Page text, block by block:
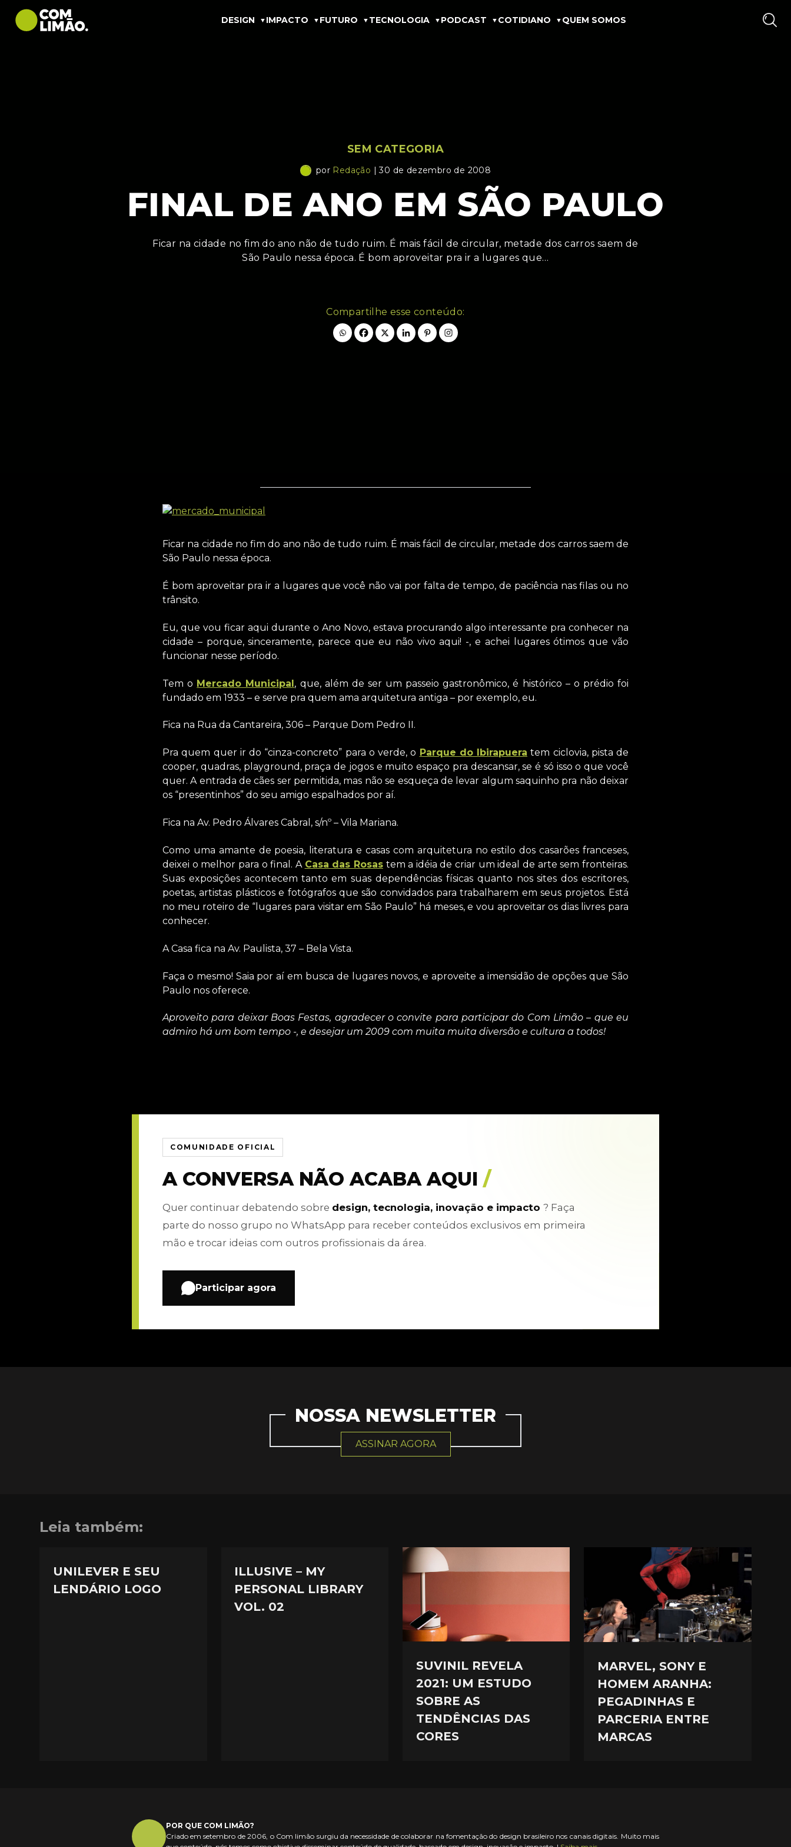
DESIGN IMPACTO FUTURO TECNOLOGIA PODCAST COTIDIANO QUEM SOMOS
SEM CATEGORIA
por Redação | 30 de dezembro de 2008
FINAL DE ANO EM SÃO PAULO
Ficar na cidade no fim do ano não de tudo ruim. É mais fácil de circular, metade dos carros saem de
São Paulo nessa época. É bom aproveitar pra ir a lugares que…
Compartilhe esse conteúdo:
Ficar na cidade no fim do ano não de tudo ruim. É mais fácil de circular, metade dos carros saem de
São Paulo nessa época.
É bom aproveitar pra ir a lugares que você não vai por falta de tempo, de paciência nas filas ou no
trânsito.
Eu, que vou ficar aqui durante o Ano Novo, estava procurando algo interessante pra conhecer na
cidade – porque, sinceramente, parece que eu não vivo aqui! -, e achei lugares ótimos que vão
funcionar nesse período.
Tem o Mercado Municipal, que, além de ser um passeio gastronômico, é histórico – o prédio foi
fundado em 1933 – e serve pra quem ama arquitetura antiga – por exemplo, eu.
Fica na Rua da Cantareira, 306 – Parque Dom Pedro II.
Pra quem quer ir do “cinza-concreto” para o verde, o Parque do Ibirapuera tem ciclovia, pista de
cooper, quadras, playground, praça de jogos e muito espaço pra descansar, se é só isso o que você
quer. A entrada de cães ser permitida, mas não se esqueça de levar algum saquinho pra não deixar
os “presentinhos” do seu amigo espalhados por aí.
Fica na Av. Pedro Álvares Cabral, s/nº – Vila Mariana.
Como uma amante de poesia, literatura e casas com arquitetura no estilo dos casarões franceses,
deixei o melhor para o final. A Casa das Rosastem a idéia de criar um ideal de arte sem fronteiras.
Suas exposições acontecem tanto em suas dependências físicas quanto nos sites dos escritores,
poetas, artistas plásticos e fotógrafos que são convidados para trabalharem em seus projetos. Está
no meu roteiro de “lugares para visitar em São Paulo” há meses, e vou aproveitar os dias livres para
conhecer.
A Casa fica na Av. Paulista, 37 – Bela Vista.
Faça o mesmo! Saia por aí em busca de lugares novos, e aproveite a imensidão de opções que São
Paulo nos oferece.
Aproveito para deixar Boas Festas, agradecer o convite para participar do Com Limão – que eu
admiro há um bom tempo -, e desejar um 2009 com muita muita diversão e cultura a todos!
COMUNIDADE OFICIAL
A CONVERSA NÃO ACABA AQUI /
Quer continuar debatendo sobre design, tecnologia, inovação e impacto ? Faça
parte do nosso grupo no WhatsApp para receber conteúdos exclusivos em primeira
mão e trocar ideias com outros profissionais da área.
Participar agora
NOSSA NEWSLETTER
ASSINAR AGORA
Leia também:
UNILEVER E SEU
LENDÁRIO LOGO
ILLUSIVE – MY
PERSONAL LIBRARY
VOL. 02
SUVINIL REVELA
2021: UM ESTUDO
SOBRE AS
TENDÊNCIAS DAS
CORES
MARVEL, SONY E
HOMEM ARANHA:
PEGADINHAS E
PARCERIA ENTRE
MARCAS
POR QUE COM LIMÃO?
Criado em setembro de 2006, o Com limão surgiu da necessidade de colaborar na fomentação do design brasileiro nos canais digitais. Muito mais